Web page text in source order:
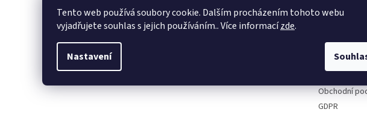
Tento web používá soubory cookie. Dalším procházením tohoto webu
vyjadřujete souhlas s jejich používáním.. Více informacízde.
Nastavení
Půjčovna kol
Kontakty
Doprava a
Obchodní
GDPR